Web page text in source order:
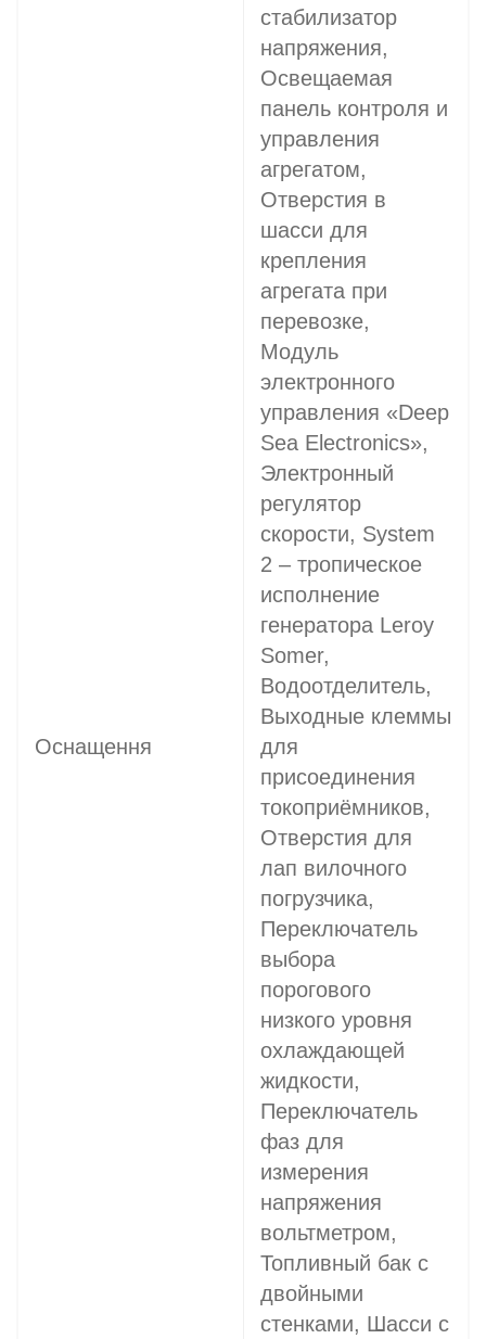
Оснащення
стабилизатор
напряжения,
Освещаемая
панель контроля и
управления
агрегатом,
Отверстия в
шасси для
крепления
агрегата при
перевозке,
Модуль
электронного
управления «Deep
Sea Electronics»,
Электронный
регулятор
скорости, System
2 – тропическое
исполнение
генератора Leroy
Somer,
Водоотделитель,
Выходные клеммы
для
присоединения
токоприёмников,
Отверстия для
лап вилочного
погрузчика,
Переключатель
выбора
порогового
низкого уровня
охлаждающей
жидкости,
Переключатель
фаз для
измерения
напряжения
вольтметром,
Топливный бак с
двойными
стенками, Шасси с